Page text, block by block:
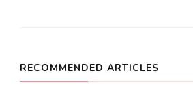
RECOMMENDED ARTICLES